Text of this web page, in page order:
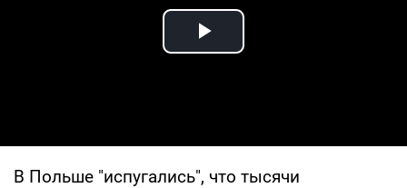
Play Video
В Польше "испугались", что тысячи